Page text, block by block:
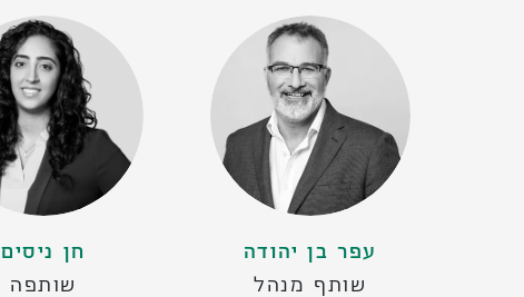
עפר בן יהודה
שותף מנהל
חן ניסים
שותפה